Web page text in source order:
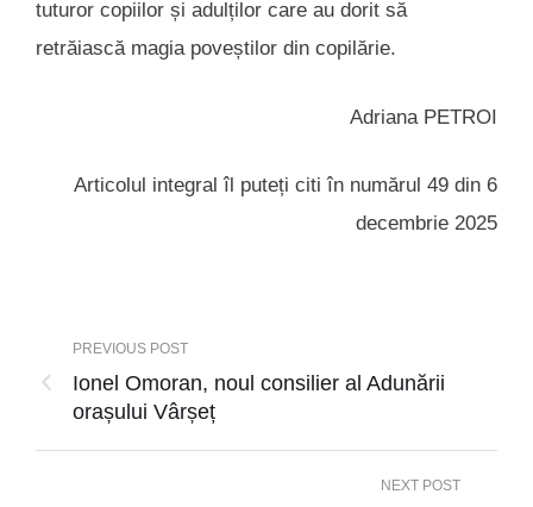
tuturor copiilor și adulților care au dorit să
retrăiască magia poveștilor din copilărie.
Adriana PETROI
Articolul integral îl puteți citi în numărul 49 din 6
decembrie 2025
PREVIOUS POST
Ionel Omoran, noul consilier al Adunării
orașului Vârșeț
NEXT POST